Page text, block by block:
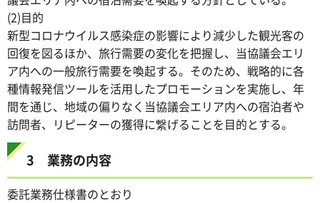
(2)目的
新型コロナウイルス感染症の影響により減少した観光客の
回復を図るほか、旅行需要の変化を把握し、当協議会エリ
ア内への一般旅行需要を喚起する。そのため、戦略的に各
種情報発信ツールを活用したプロモーションを実施し、年
間を通じ、地域の偏りなく当協議会エリア内への宿泊者や
訪問者、リピーターの獲得に繋げることを目的とする。
3 業務の内容
委託業務仕様書のとおり